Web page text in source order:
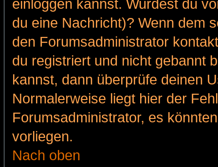
einloggen kannst. Wurdest du
du eine Nachricht)? Wenn dem
den Forumsadministrator
du registriert und nicht gebannt
kannst, dann überprüfe deinen
Normalerweise liegt hier der
Forumsadministrator, es
vorliegen.
Nach oben